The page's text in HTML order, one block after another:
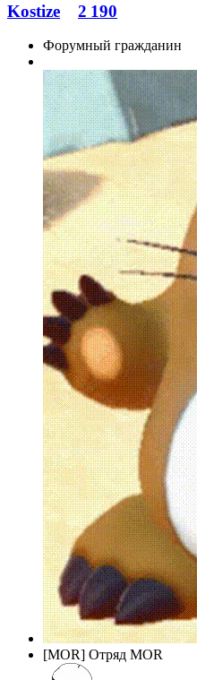
Kostize 2 190
Форумный гражданин
[MOR] Отряд MOR